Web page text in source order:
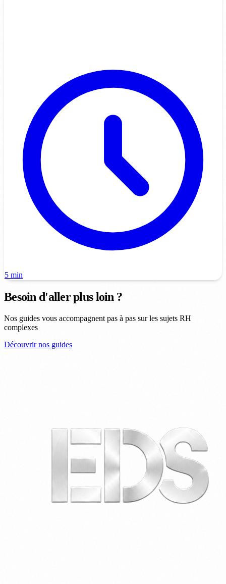
5 min
Besoin d'aller plus loin ?
Nos guides vous accompagnent pas à pas sur les sujets RH
complexes
Découvrir nos guides